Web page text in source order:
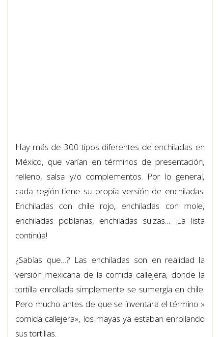
Hay más de 300 tipos diferentes de enchiladas en
México, que varían en términos de presentación,
relleno, salsa y/o complementos. Por lo general,
cada región tiene su propia versión de enchiladas.
Enchiladas con chile rojo, enchiladas con mole,
enchiladas poblanas, enchiladas suizas… ¡La lista
continúa!
¿Sabías que…? Las enchiladas son en realidad la
versión mexicana de la comida callejera, donde la
tortilla enrollada simplemente se sumergía en chile.
Pero mucho antes de que se inventara el término »
comida callejera», los mayas ya estaban enrollando
sus tortillas.